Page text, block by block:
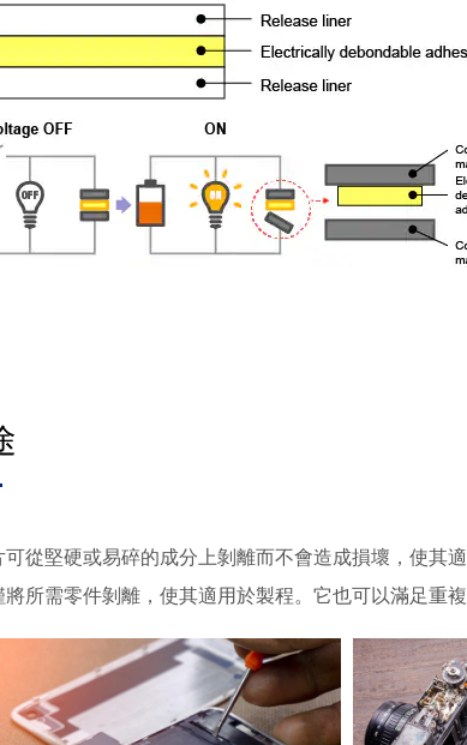
可從堅硬或易碎的成分上剝離而不會造成損壞，使其
將所需零件剝離，使其適用於製程。它也可以滿足重